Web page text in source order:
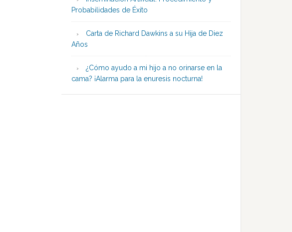
Probabilidades de Éxito
Carta de Richard Dawkins a su Hija de Diez
Años
¿Cómo ayudo a mi hijo a no orinarse en la
cama? ¡Alarma para la enuresis nocturna!